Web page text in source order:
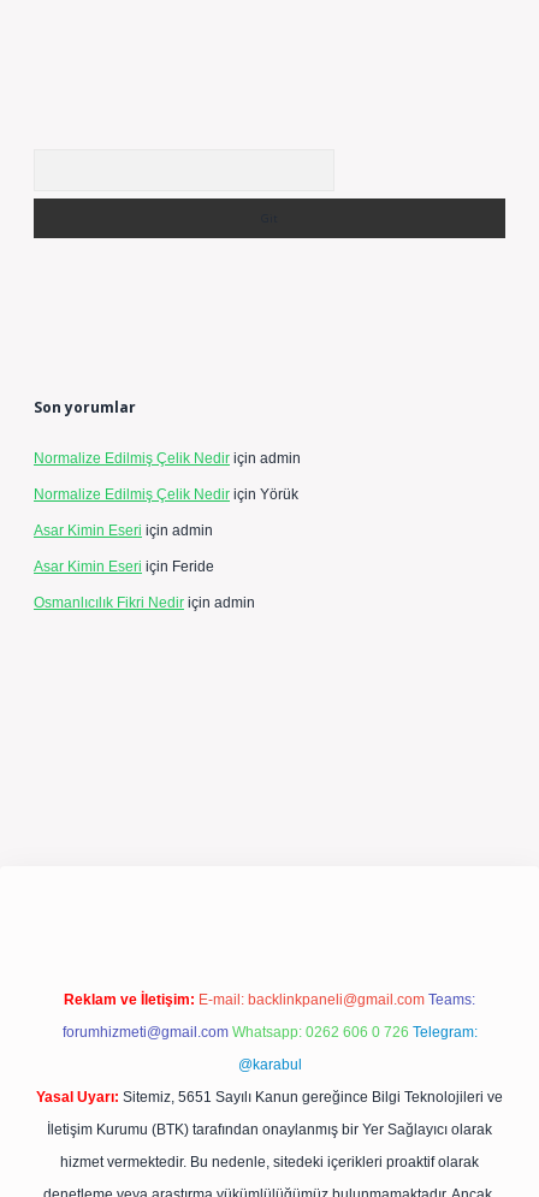
Son yorumlar
Normalize Edilmiş Çelik Nedir için admin
Normalize Edilmiş Çelik Nedir için Yörük
Asar Kimin Eseri için admin
Asar Kimin Eseri için Feride
Osmanlıcılık Fikri Nedir için admin
Reklam ve İletişim: E-mail: backlinkpaneli@gmail.com Teams:
forumhizmeti@gmail.com Whatsapp: 0262 606 0 726 Telegram:
@karabul
Yasal Uyarı: Sitemiz, 5651 Sayılı Kanun gereğince Bilgi Teknolojileri ve
İletişim Kurumu (BTK) tarafından onaylanmış bir Yer Sağlayıcı olarak
hizmet vermektedir. Bu nedenle, sitedeki içerikleri proaktif olarak